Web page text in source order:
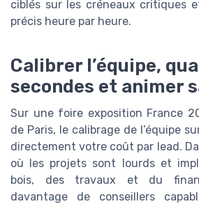
ciblés sur les créneaux critiques
précis heure par heure.
Calibrer l’équipe,
secondes et animer
Sur une foire exposition France
de Paris, le calibrage de l’équipe
directement votre coût par lead.
où les projets sont lourds et
bois, des travaux et du
davantage de conseillers